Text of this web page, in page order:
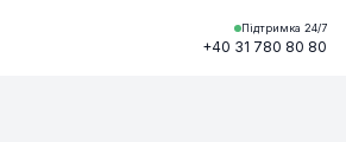
Підтримка 24/7
+40 31 780 80 80